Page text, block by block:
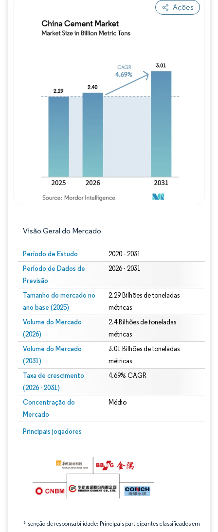
Ações
Visão Geral do Mercado
Período de Estudo 2020 - 2031
Período de Dados de
Previsão
2026 - 2031
Tamanho do mercado no
ano base (2025)
2.29 Bilhões de toneladas
métricas
Volume do Mercado
(2026)
2.4 Bilhões de toneladas
métricas
Volume do Mercado
(2031)
3.01 Bilhões de toneladas
métricas
Taxa de crescimento
(2026 - 2031)
4.69% CAGR
Concentração do
Mercado
Médio
Principais jogadores
*Isenção de responsabilidade: Principais participantes classificados em
Imagem © Mordor Intelligence. O reuso requer atribuição conforme CC BY 4.0.